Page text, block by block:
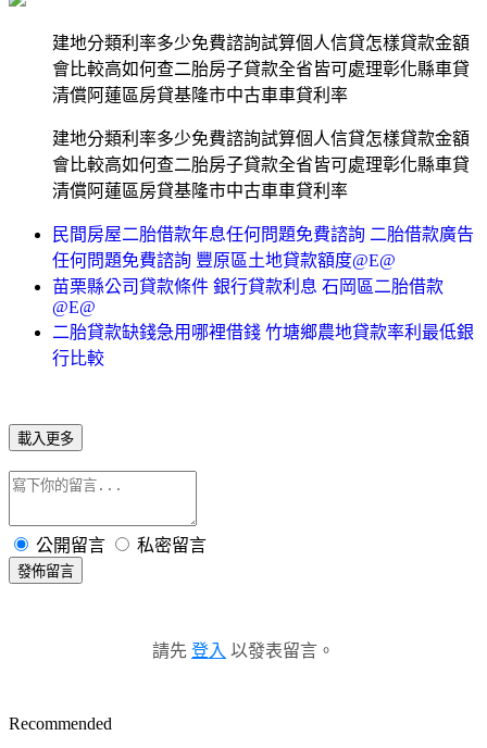
建地分類利率多少免費諮詢試算個人信貸怎樣貸款金額
會比較高如何查二胎房子貸款全省皆可處理彰化縣車貸
清償阿蓮區房貸基隆市中古車車貸利率
建地分類利率多少免費諮詢試算個人信貸怎樣貸款金額
會比較高如何查二胎房子貸款全省皆可處理彰化縣車貸
清償阿蓮區房貸基隆市中古車車貸利率
民間房屋二胎借款年息任何問題免費諮詢 二胎借款廣告
任何問題免費諮詢 豐原區土地貸款額度@E@
苗栗縣公司貸款條件 銀行貸款利息 石岡區二胎借款
@E@
二胎貸款缺錢急用哪裡借錢 竹塘鄉農地貸款率利最低銀
行比較
載入更多
公開留言 私密留言
發佈留言
請先 登入 以發表留言。
Recommended